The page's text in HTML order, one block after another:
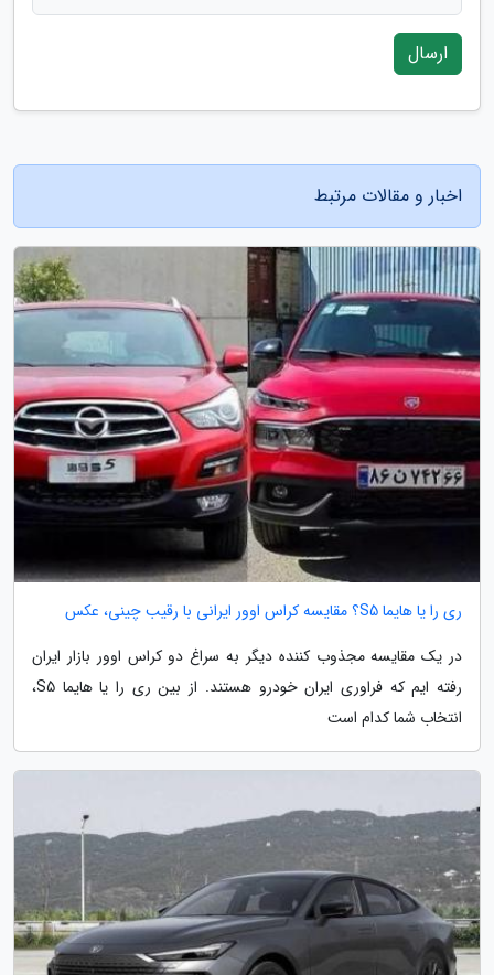
ارسال
اخبار و مقالات مرتبط
ری را یا هایما S5؟ مقایسه کراس اوور ایرانی با رقیب چینی، عکس
در یک مقایسه مجذوب کننده دیگر به سراغ دو کراس اوور بازار ایران
رفته ایم که فراوری ایران خودرو هستند. از بین ری را یا هایما S5،
انتخاب شما کدام است